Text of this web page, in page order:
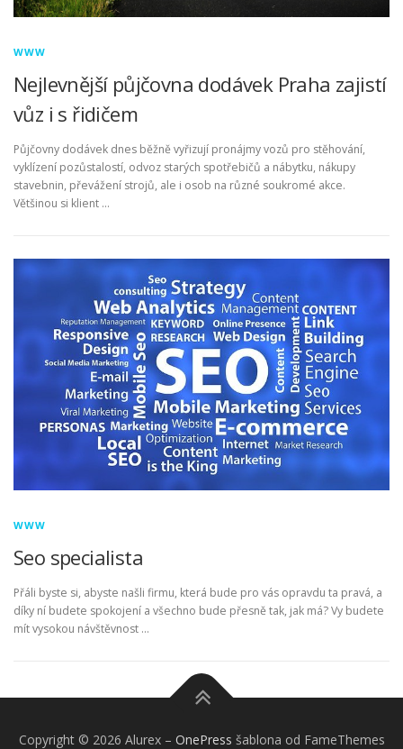
WWW
Nejlevnější půjčovna dodávek Praha zajistí
vůz i s řidičem
Půjčovny dodávek dnes běžně vyřizují pronájmy vozů pro stěhování,
vyklízení pozůstalostí, odvoz starých spotřebičů a nábytku, nákupy
stavebnin, převážení strojů, ale i osob na různé soukromé akce.
Většinou si klient …
WWW
Seo specialista
Přáli byste si, abyste našli firmu, která bude pro vás opravdu ta pravá, a
díky ní budete spokojení a všechno bude přesně tak, jak má? Vy budete
mít vysokou návštěvnost …
Copyright © 2026 Alurex – OnePress šablona od FameThemes